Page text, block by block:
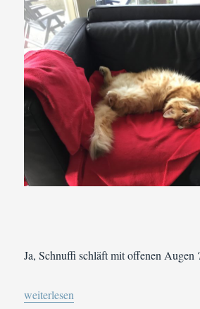
Ja, Schnuffi schläft mit offenen Augen
„#Autorenwahnsinn
weiterlesen